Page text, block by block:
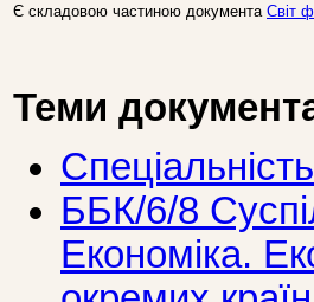
Є складовою частиною документа Світ
Теми
ББК/6/8
Економіка.